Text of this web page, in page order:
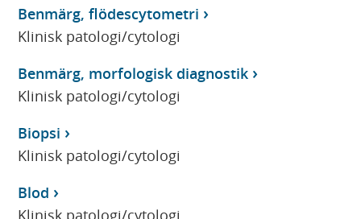
Benmärg, flödescytometri
Klinisk patologi/cytologi
Benmärg, morfologisk diagnostik
Klinisk patologi/cytologi
Biopsi
Klinisk patologi/cytologi
Blod
Klinisk patologi/cytologi